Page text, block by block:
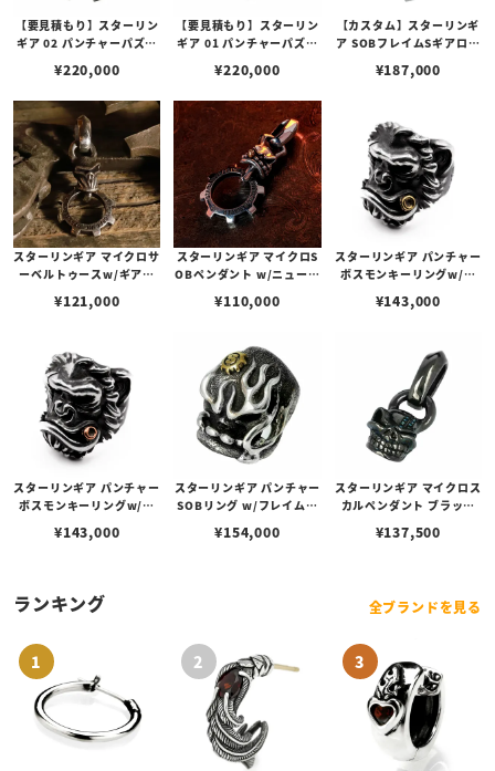
【要見積もり】スターリン
ギア 02 パンチャーパズル
スペンダント w/1ポイント
ハンドテクスチャー
¥220,000
【要見積もり】スターリン
ギア 01 パンチャーパズル
スペンダント w/1ポイント
ハンドテクスチャー
¥220,000
【カスタム】スターリンギ
ア SOBフレイムSギアロゴ
パー＆シルバー w/スピニ
¥187,000
スターリンギア マイクロサ
ーベルトゥースw/ギアフ
クスチャー
¥121,000
スターリンギア マイクロS
OBペンダント w/ニューギ
¥110,000
スターリンギア パンチャー
ボスモンキーリングw/ブ
¥143,000
スターリンギア パンチャー
ボスモンキーリングw/コ
¥143,000
スターリンギア パンチャー
SOBリング w/フレイムス
チャー
¥154,000
スターリンギア マイクロス
カルペンダント ブラック
ヴェ
¥137,500
ランキング 全ブランドを見る